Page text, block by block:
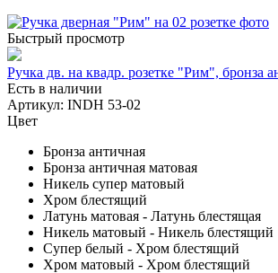
Быстрый просмотр
Ручка дв. на квадр. розетке "Рим", бронза
Есть в наличии
Артикул: INDH 53-02
Цвет
Бронза античная
Бронза античная матовая
Никель супер матовый
Хром блестящий
Латунь матовая - Латунь блестящая
Никель матовый - Никель блестящий
Супер белый - Хром блестящий
Хром матовый - Хром блестящий